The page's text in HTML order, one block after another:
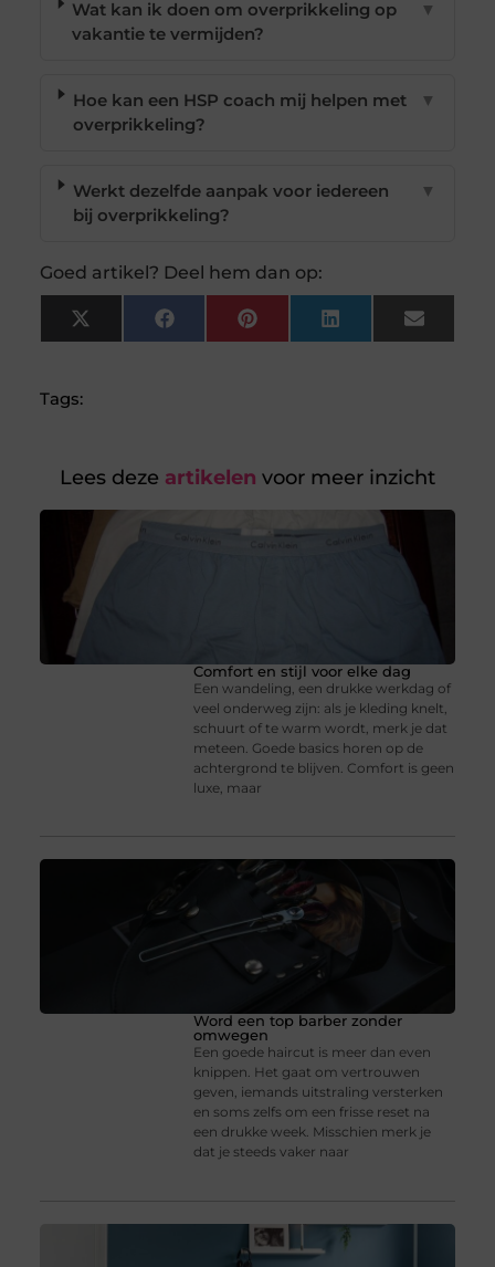
Wat kan ik doen om overprikkeling op
vakantie te vermijden?
▼
Hoe kan een HSP coach mij helpen met
overprikkeling?
▼
Werkt dezelfde aanpak voor iedereen
bij overprikkeling?
▼
Goed artikel? Deel hem dan op:
X
(Twitter)
FacebookPinterest LinkedIn Email
Tags:
Lees deze artikelen voor meer inzicht
Comfort en stijl voor elke dag
Een wandeling, een drukke werkdag of
veel onderweg zijn: als je kleding knelt,
schuurt of te warm wordt, merk je dat
meteen. Goede basics horen op de
achtergrond te blijven. Comfort is geen
luxe, maar
Word een top barber zonder
omwegen
Een goede haircut is meer dan even
knippen. Het gaat om vertrouwen
geven, iemands uitstraling versterken
en soms zelfs om een frisse reset na
een drukke week. Misschien merk je
dat je steeds vaker naar